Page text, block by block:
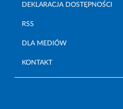
DEKLARACJA DOSTĘPNOŚCI
RSS
DLA MEDIÓW
KONTAKT